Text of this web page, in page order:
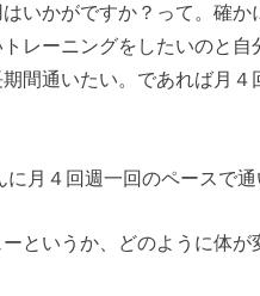
いかがですか？って。確
レーニングをしたいのと
間通いたい。であれば月
月４回週一回のペースで通
というか、どのように体